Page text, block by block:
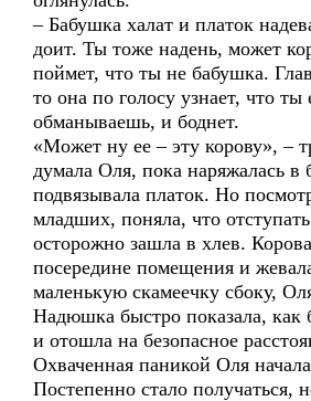
– Бабушка халат и платок
доит. Ты тоже надень, может
поймет, что ты не бабушка.
то она по голосу узнает, что ты
обманываешь, и боднет.
«Может ну ее – эту корову», –
думала Оля, пока наряжалась в
подвязывала платок. Но
младших, поняла, что
осторожно зашла в хлев.
посередине помещения и
маленькую скамеечку сбоку,
Надюшка быстро показала, как
и отошла на безопасное
Охваченная паникой Оля
Постепенно стало получаться,